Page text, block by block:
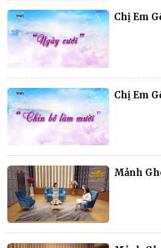
Chị Em
Chị Em
Mảnh